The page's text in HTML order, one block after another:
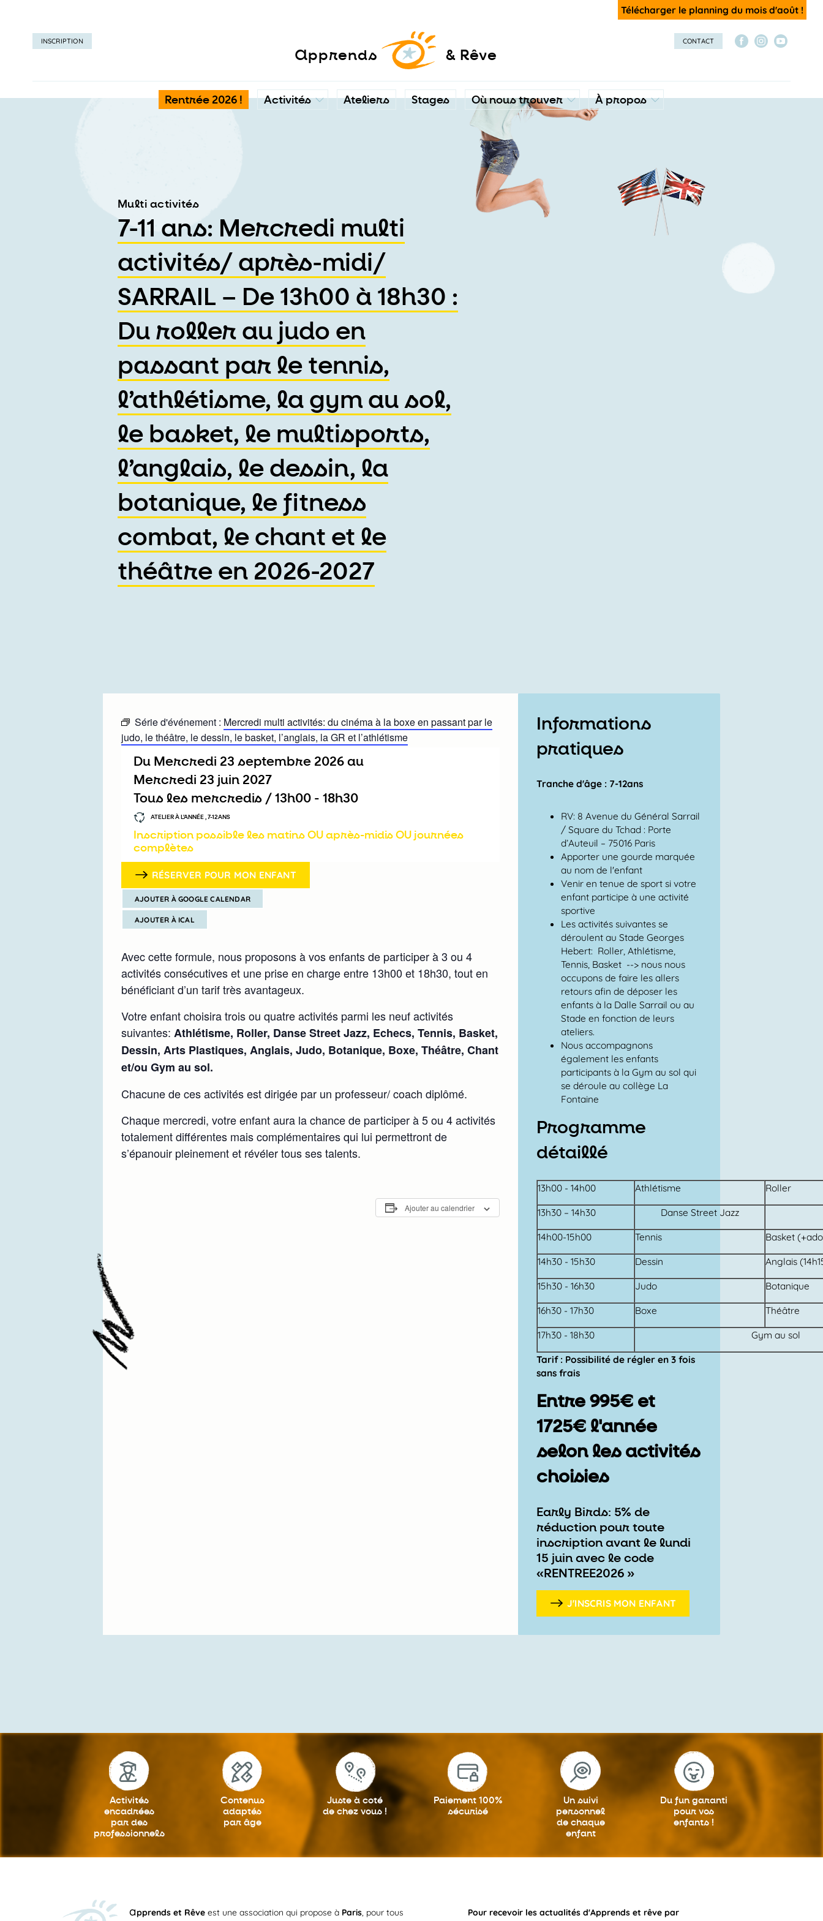
Télécharger le planning du mois d'août !
apprends & Rêve
Rentrée 2026 ! Activités Ateliers Stages Où nous trouver À propos
CONTACT
INSCRIPTION
Multi activités
7-11 ans: Mercredi multi
activités/ après-midi/
SARRAIL – De 13h00 à 18h30 :
Du roller au judo en
passant par le tennis,
l’athlétisme, la gym au sol,
le basket, le multisports,
l’anglais, le dessin, la
botanique, le fitness
combat, le chant et le
théâtre en 2026-2027
Série d'événement : Mercredi multi activités: du cinéma à la boxe en passant par le
judo, le théâtre, le dessin, le basket, l’anglais, la GR et l’athlétisme
Du mercredi 23 septembre 2026 au
mercredi 23 juin 2027
Tous les mercredis / 13h00 - 18h30
ATELIER À L’ANNÉE , 7-12ANS
Inscription possible les matins OU après-midis OU journées
complètes
RÉSERVER POUR MON ENFANT
AJOUTER À GOOGLE CALENDAR
AJOUTER À ICAL
Avec cette formule, nous proposons à vos enfants de participer à 3 ou 4
activités consécutives et une prise en charge entre 13h00 et 18h30, tout en
bénéficiant d’un tarif très avantageux.
Votre enfant choisira trois ou quatre activités parmi les neuf activités
suivantes: Athlétisme, Roller, Danse Street Jazz, Echecs, Tennis, Basket,
Dessin, Arts Plastiques, Anglais, Judo, Botanique, Boxe, Théâtre, Chant
et/ou Gym au sol.
Chacune de ces activités est dirigée par un professeur/ coach diplômé.
Chaque mercredi, votre enfant aura la chance de participer à 5 ou 4 activités
totalement différentes mais complémentaires qui lui permettront de
s’épanouir pleinement et révéler tous ses talents.
Ajouter au calendrier
Informations
pratiques
Tranche d'âge : 7-12ans
RV: 8 Avenue du Général Sarrail
/ Square du Tchad : Porte
d’Auteuil – 75016 Paris
Apporter une gourde marquée
au nom de l'enfant
Venir en tenue de sport si votre
enfant participe à une activité
sportive
Les activités suivantes se
déroulent au Stade Georges
Hebert: Roller, Athlétisme,
Tennis, Basket --> nous nous
occupons de faire les allers
retours afin de déposer les
enfants à la Dalle Sarrail ou au
Stade en fonction de leurs
ateliers.
Nous accompagnons
également les enfants
participants à la Gym au sol qui
se déroule au collège La
Fontaine
Programme
détaillé
13h00 - 14h00 Athlétisme
Roller
13h30 – 14h30
Danse Street Jazz
14h00-15h00
Tennis
Basket
14h30 - 15h30
Dessin
Anglais
15h30 - 16h30
Judo
Botanique
16h30 - 17h30
Boxe
Théâtre
17h30 - 18h30
Gym au sol
Tarif : Possibilité de régler en 3 fois
sans frais
Entre 995€ et
1725€ l'année
selon les activités
choisies
Early Birds: 5% de
réduction pour toute
inscription avant le lundi
15 juin avec le code
«RENTREE2026 »
J'INSCRIS MON ENFANT
Activités
encadrées
par des
professionnels
Contenus
adaptés
par âge
Juste à coté
de chez vous !
Paiement 100%
sécurisé
Un suivi
personnel
de chaque
enfant
Du fun garanti
pour vos
enfants !
apprends et Rêve est une association qui propose à Paris, pour tous
Pour recevoir les actualités d'Apprends et rêve par